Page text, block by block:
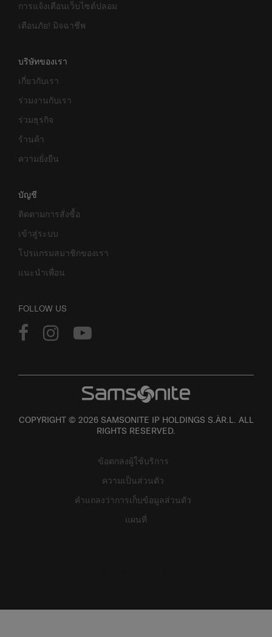
การแจ้งเตือนเว็บไซต์ปลอม
เตือนภัย! มิจฉาชีพ
บริษัทของเรา
เกี่ยวกับเรา
ร่วมงานกับเรา
ร่วมธุรกิจ
ร้านค้า
ความยั่งยืน
บัญชี
ติดตามการสั่งซื้อ
เข้าสู่ระบบ
โปรแกรมสมาชิกของเรา
แนะนำเพื่อน
FOLLOW US
COPYRIGHT © 2026 SAMSONITE IP HOLDINGS S.ÀR.L. ALL
RIGHTS RESERVED.
ข้อตกลงผู้ใช้บริการ
ความเป็นส่วนตัว
คำแถลงว่าการเก็บข้อมูลส่วนตัว
แผนที่